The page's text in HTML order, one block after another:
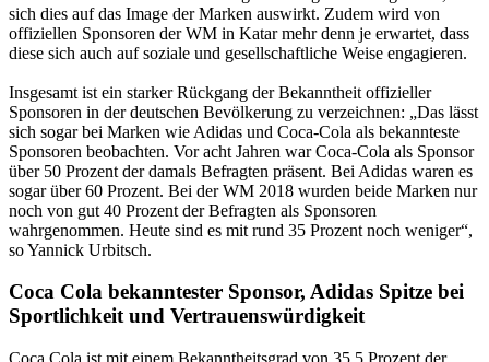
sich dies auf das Image der Marken auswirkt. Zudem wird von
offiziellen Sponsoren der WM in Katar mehr denn je erwartet, dass
diese sich auch auf soziale und gesellschaftliche Weise engagieren.
Insgesamt ist ein starker Rückgang der Bekanntheit offizieller
Sponsoren in der deutschen Bevölkerung zu verzeichnen: „Das lässt
sich sogar bei Marken wie Adidas und Coca-Cola als bekannteste
Sponsoren beobachten. Vor acht Jahren war Coca-Cola als Sponsor
über 50 Prozent der damals Befragten präsent. Bei Adidas waren es
sogar über 60 Prozent. Bei der WM 2018 wurden beide Marken nur
noch von gut 40 Prozent der Befragten als Sponsoren
wahrgenommen. Heute sind es mit rund 35 Prozent noch weniger“,
so Yannick Urbitsch.
Coca Cola bekanntester Sponsor, Adidas Spitze bei
Sportlichkeit und Vertrauenswürdigkeit